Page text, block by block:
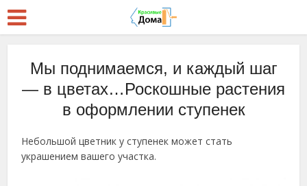
Мы поднимаемся, и каждый шаг
— в цветах…Роскошные растения
в оформлении ступенек
Небольшой цветник у ступенек может стать
украшением вашего участка.